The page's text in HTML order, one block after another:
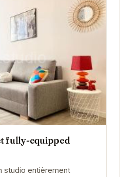
fully-equipped
studio entièrement